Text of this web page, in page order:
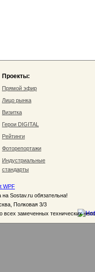
Проекты:
Прямой эфир
Лицо рынка
Визитка
Герои DIGITAL
Рейтинги
Фоторепортажи
Индустриальные
стандарты
WPF
Sostav.ru обязательна!
Полковая 3/3
всех замеченных технических